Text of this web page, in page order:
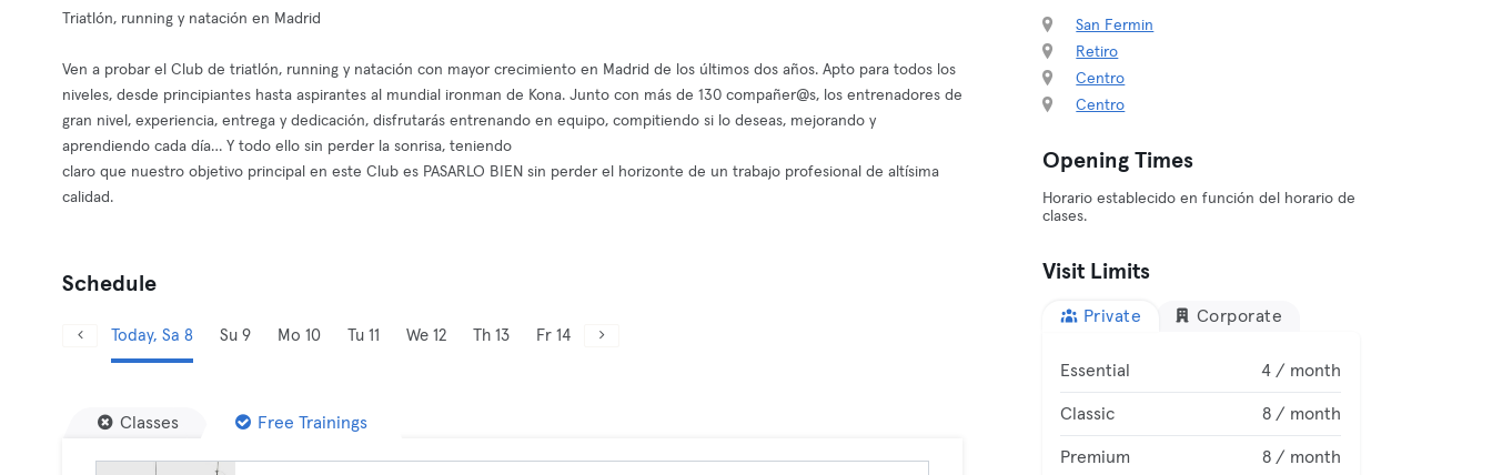
Triatlón, running y natación en Madrid
Ven a probar el Club de triatlón, running y natación con mayor crecimiento en Madrid de los últimos dos años. Apto para todos los
niveles, desde principiantes hasta aspirantes al mundial ironman de Kona. Junto con más de 130 compañer@s, los entrenadores de
gran nivel, experiencia, entrega y dedicación, disfrutarás entrenando en equipo, compitiendo si lo deseas, mejorando y
aprendiendo cada día… Y todo ello sin perder la sonrisa, teniendo
claro que nuestro objetivo principal en este Club es PASARLO BIEN sin perder el horizonte de un trabajo profesional de altísima
calidad.
Schedule
Today, Sa 8 Su 9 Mo 10 Tu 11 We 12 Th 13 Fr 14
Classes Free Trainings
San Fermin
Retiro
Centro
Centro
Opening Times
Horario establecido en función del horario de
clases.
Visit Limits
Private Corporate
Essential 4 / month
Classic 8 / month
Premium 8 / month